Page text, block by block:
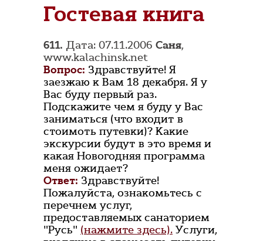
Гостевая книга
611. Дата: 07.11.2006 Саня,
www.kalachinsk.net
Вопрос: Здравствуйте! Я
заезжаю к Вам 18 декабря. Я у
Вас буду первый раз.
Подскажите чем я буду у Вас
заниматься (что входит в
стоимоть путевки)? Какие
экскурсии будут в это время и
какая Новогодняя программа
меня ожидает?
Ответ: Здравствуйте!
Пожалуйста, ознакомьтесь с
перечнем услуг,
предоставляемых санаторием
"Русь" (нажмите здесь).Услуги,